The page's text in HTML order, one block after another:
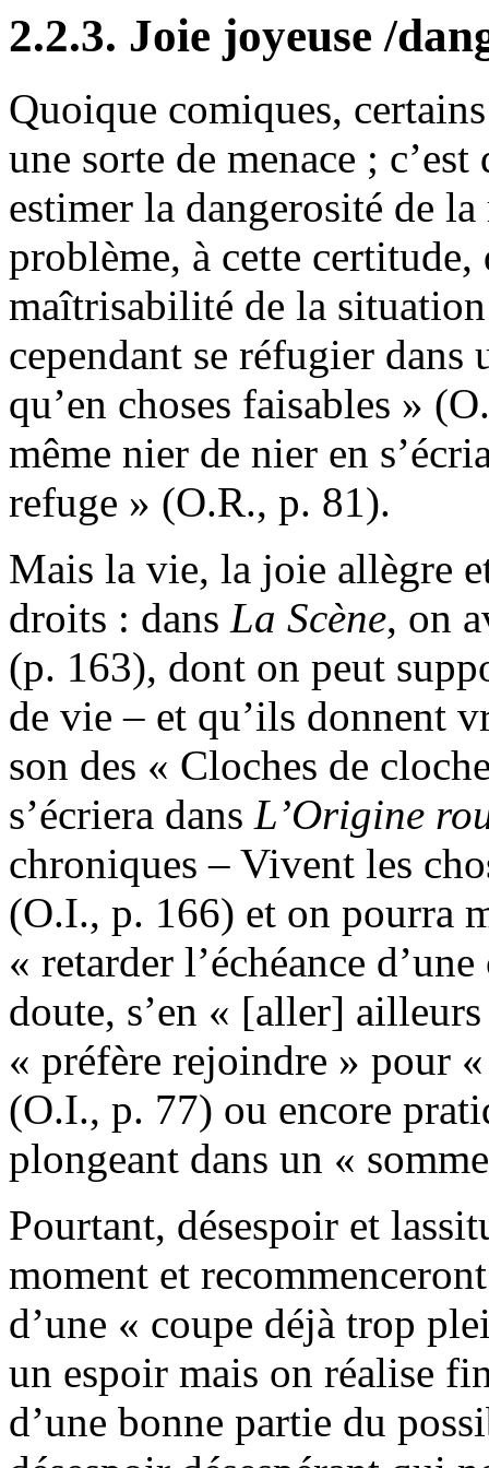
2.2.3. Joie joyeuse /
Quoique comiques,
une sorte de menace ;
estimer la dangerosité de
problème, à cette
maîtrisabilité de la
cependant se réfugier dans
qu’en choses faisables »
même nier de nier en
refuge » (O.R., p. 81).
Mais la vie, la joie allègre
droits : dans La Scène, on
(p. 163), dont on peut
de vie – et qu’ils donnent
son des « Cloches de
s’écriera dans L’Origine
chroniques – Vivent les
(O.I., p. 166) et on pourra
« retarder l’échéance
doute, s’en « [aller]
« préfère rejoindre » pour
(O.I., p. 77) ou encore
plongeant dans un «
Pourtant, désespoir et
moment et
d’une « coupe déjà trop
un espoir mais on réalise
d’une bonne partie du